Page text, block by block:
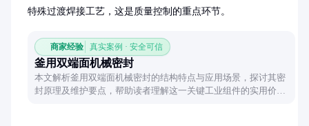
特殊过渡焊接工艺，这是质量控制的重点环节。
商家经验 真实案例 · 安全可信
釜用双端面机械密封
本文解析釜用双端面机械密封的结构特点与应用场景，探讨其密
封原理及维护要点，帮助读者理解这一关键工业组件的实用价